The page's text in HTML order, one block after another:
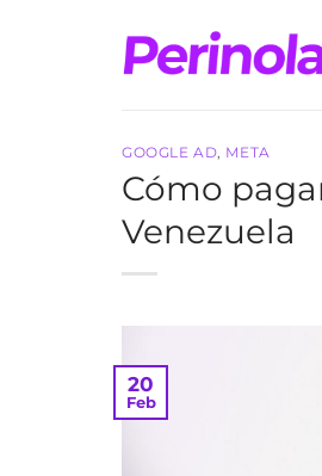
GOOGLE AD, META
Cómo
Venezuela
20
Feb